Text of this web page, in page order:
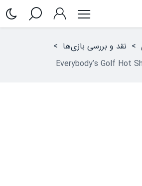
> نقد و بررسی بازی‌ها >